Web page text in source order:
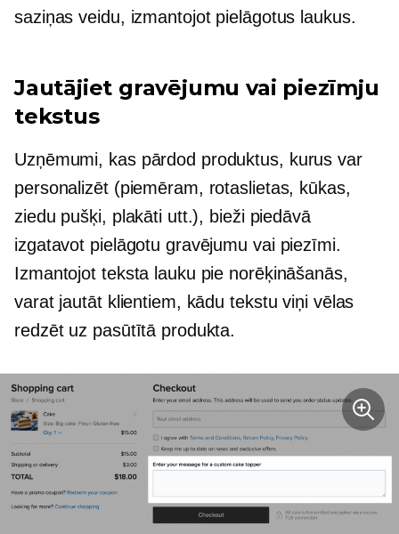
saziņas veidu, izmantojot pielāgotus laukus.
Jautājiet gravējumu vai piezīmju
tekstus
Uzņēmumi, kas pārdod produktus, kurus var
personalizēt (piemēram, rotaslietas, kūkas,
ziedu pušķi, plakāti utt.), bieži piedāvā
izgatavot pielāgotu gravējumu vai piezīmi.
Izmantojot teksta lauku pie norēķināšanās,
varat jautāt klientiem, kādu tekstu viņi vēlas
redzēt uz pasūtītā produkta.